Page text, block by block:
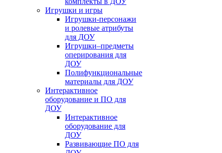
Игрушки и игры
Игрушки-персонажи
и ролевые атрибуты
для ДОУ
Игрушки–предметы
оперирования для
ДОУ
Полифункциональные
материалы для ДОУ
Интерактивное
оборудование и ПО для
ДОУ
Интерактивное
оборудование для
ДОУ
Развивающие ПО для